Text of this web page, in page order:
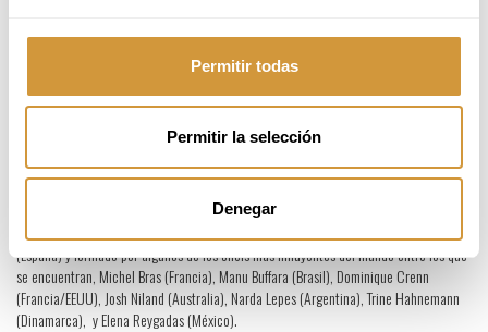
Permitir todas
Permitir la selección
Denegar
la secretaría de Basque Culinary World Prize compuesta por académicos/as y
celebrará en Brasil en noviembre de 2026, y anunciado en un evento abierto al
público. La elección la hará un jurado interdisciplinar presidido por Joan Roca
(España) y formado por algunos de los chefs más influyentes del mundo entre los que
se encuentran, Michel Bras (Francia), Manu Buffara (Brasil), Dominique Crenn
(Francia/EEUU), Josh Niland (Australia), Narda Lepes (Argentina), Trine Hahnemann
(Dinamarca), y Elena Reygadas (México).